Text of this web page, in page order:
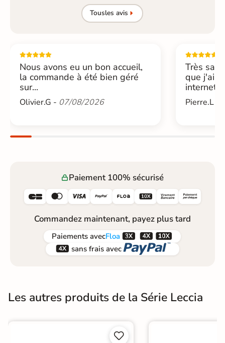
Tousles avis
Nous avons eu un bon accueil,
la commande à été bien géré
sur...
Olivier.G - 07/08/2026
Très
que j'ai
internet....
Pierre.L -
Paiement 100% sécurisé
     
Commandez maintenant, payez plus tard
Paiements avecFloa  
 sans frais avec 
Les autres produits de la Série Leccia

